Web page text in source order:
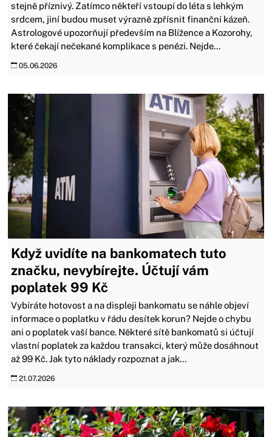
stejně příznivý. Zatímco někteří vstoupí do léta s lehkým
srdcem, jiní budou muset výrazně zpřísnit finanční kázeň.
Astrologové upozorňují především na Blížence a Kozorohy,
které čekají nečekané komplikace s penězi. Nejde...
05.06.2026
Když uvidíte na bankomatech tuto
značku, nevybírejte. Účtují vám
poplatek 99 Kč
Vybíráte hotovost a na displeji bankomatu se náhle objeví
informace o poplatku v řádu desítek korun? Nejde o chybu
ani o poplatek vaší bance. Některé sítě bankomatů si účtují
vlastní poplatek za každou transakci, který může dosáhnout
až 99 Kč. Jak tyto náklady rozpoznat a jak...
21.07.2026